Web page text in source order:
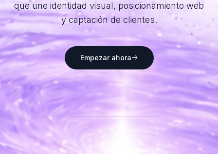
que une identidad visual, posicionamiento web
y captación de clientes.
Empezar ahora